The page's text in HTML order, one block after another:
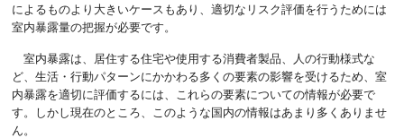
によるものより大きいケースもあり、適切なリスク評価を行うためには
室内暴露量の把握が必要です。
室内暴露は、居住する住宅や使用する消費者製品、人の行動様式な
ど、生活・行動パターンにかかわる多くの要素の影響を受けるため、室
内暴露を適切に評価するには、これらの要素についての情報が必要で
す。しかし現在のところ、このような国内の情報はあまり多くありませ
ん。